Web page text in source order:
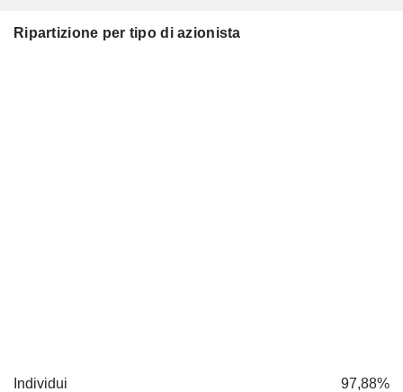
Ripartizione per tipo di azionista
Individui
97,88%